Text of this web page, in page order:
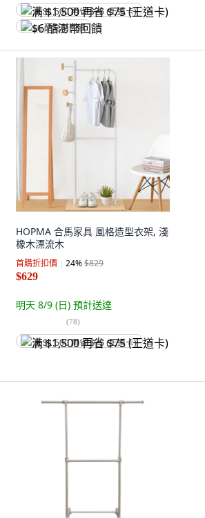
满 $1,500 再省 $75 (王道卡)
$6 酷澎幣回饋
HOPMA 合馬家具 風格造型衣架, 淺
橡木漂流木
首購折扣價 24%$829
$629
明天 8/9 (日) 預計送達
(78)
满 $1,500 再省 $75 (王道卡)